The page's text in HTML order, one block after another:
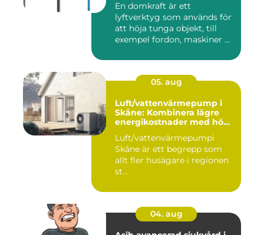
En domkraft är ett
lyftverktyg som används för
att höja tunga objekt, till
exempel fordon, maskiner ...
05. aug
Luft/vattenvärmepump i
Skåne: Kombinera lägre
energikostnader med hög
komfort
Luft/vattenvärmepumpi
Skåne är ett begrepp som
allt fler husägare i regionen
st...
04. aug